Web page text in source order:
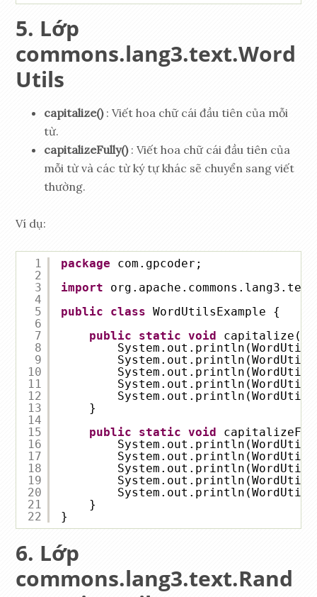
Lớp
commons.lang3.text.Word
Utils
capitalize(): Viết hoa chữ cái đầu tiên của mỗi
từ.
capitalizeFully(): Viết hoa chữ cái đầu tiên của
mỗi từ và các từ ký tự khác sẽ chuyển sang viết
thường.
Ví dụ:
1
2
3
4
5
6
7
8
9
10
11
12
13
14
15
16
17
18
19
20
21
22
package
com.gpcoder;
import
public
class WordUtilsExample {
public
static void
capitalize()
}
public
static void
}
}
Lớp
commons.lang3.text.Rand